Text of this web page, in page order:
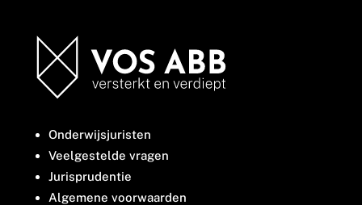
Onderwijsjuristen
Veelgestelde vragen
Jurisprudentie
Algemene voorwaarden